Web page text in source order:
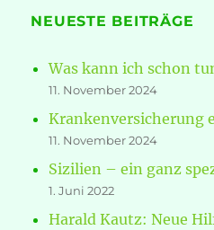
NEUESTE BEITRÄGE
Was kann ich schon
11. November 2024
Krankenversicherung
11. November 2024
Sizilien – ein ganz
1. Juni 2022
Harald Kautz: Neue